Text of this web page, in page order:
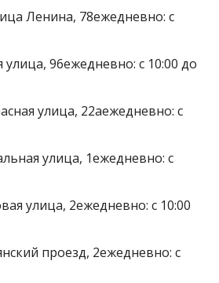
Ленина, 78ежедневно: с
96ежедневно: с 10:00 до
улица, 22аежедневно: с
улица, 1ежедневно: с
улица, 2ежедневно: с 10:00
проезд, 2ежедневно: с